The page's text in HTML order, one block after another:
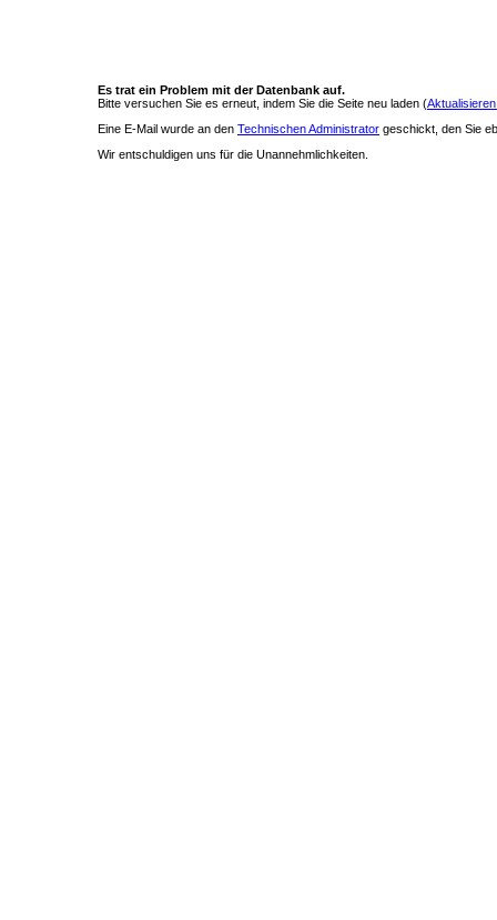
Es trat ein Problem mit der Datenbank auf.
Bitte versuchen Sie es erneut, indem Sie die Seite neu laden (
Eine E-Mail wurde an den Technischen Administrator geschickt, den Sie
Wir entschuldigen uns für die Unannehmlichkeiten.